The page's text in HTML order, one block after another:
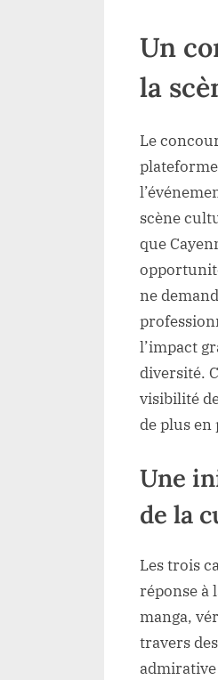
Un
la
Le
scène
que
ne
l’impact
diversité.
visibilité
de plus
Une
de la
Les trois
réponse à
manga,
travers